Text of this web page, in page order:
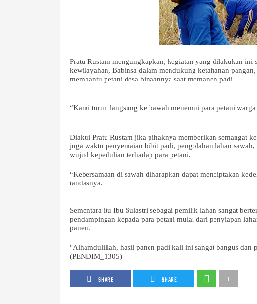
Pratu Rustam mengungkapkan, kegiatan yang dilakukan
kewilayahan, Babinsa dalam mendukung ketahanan
membantu petani desa binaannya saat memanen padi.
“Kami turun langsung ke bawah menemui para petani
Diakui Pratu Rustam jika pihaknya memberikan semangat
juga waktu penyemaian bibit padi, pengolahan lahan
wujud kepedulian terhadap para petani.
“Kebersamaan di sawah diharapkan dapat menciptakan
tandasnya.
Sementara itu Ibu Sulastri sebagai pemilik lahan sangat
pendampingan kepada para petani mulai dari penyiapan
panen.
"Alhamdulillah, hasil panen padi kali ini sangat bangus dan
(PENDIM_1305)
SHARE SHARE